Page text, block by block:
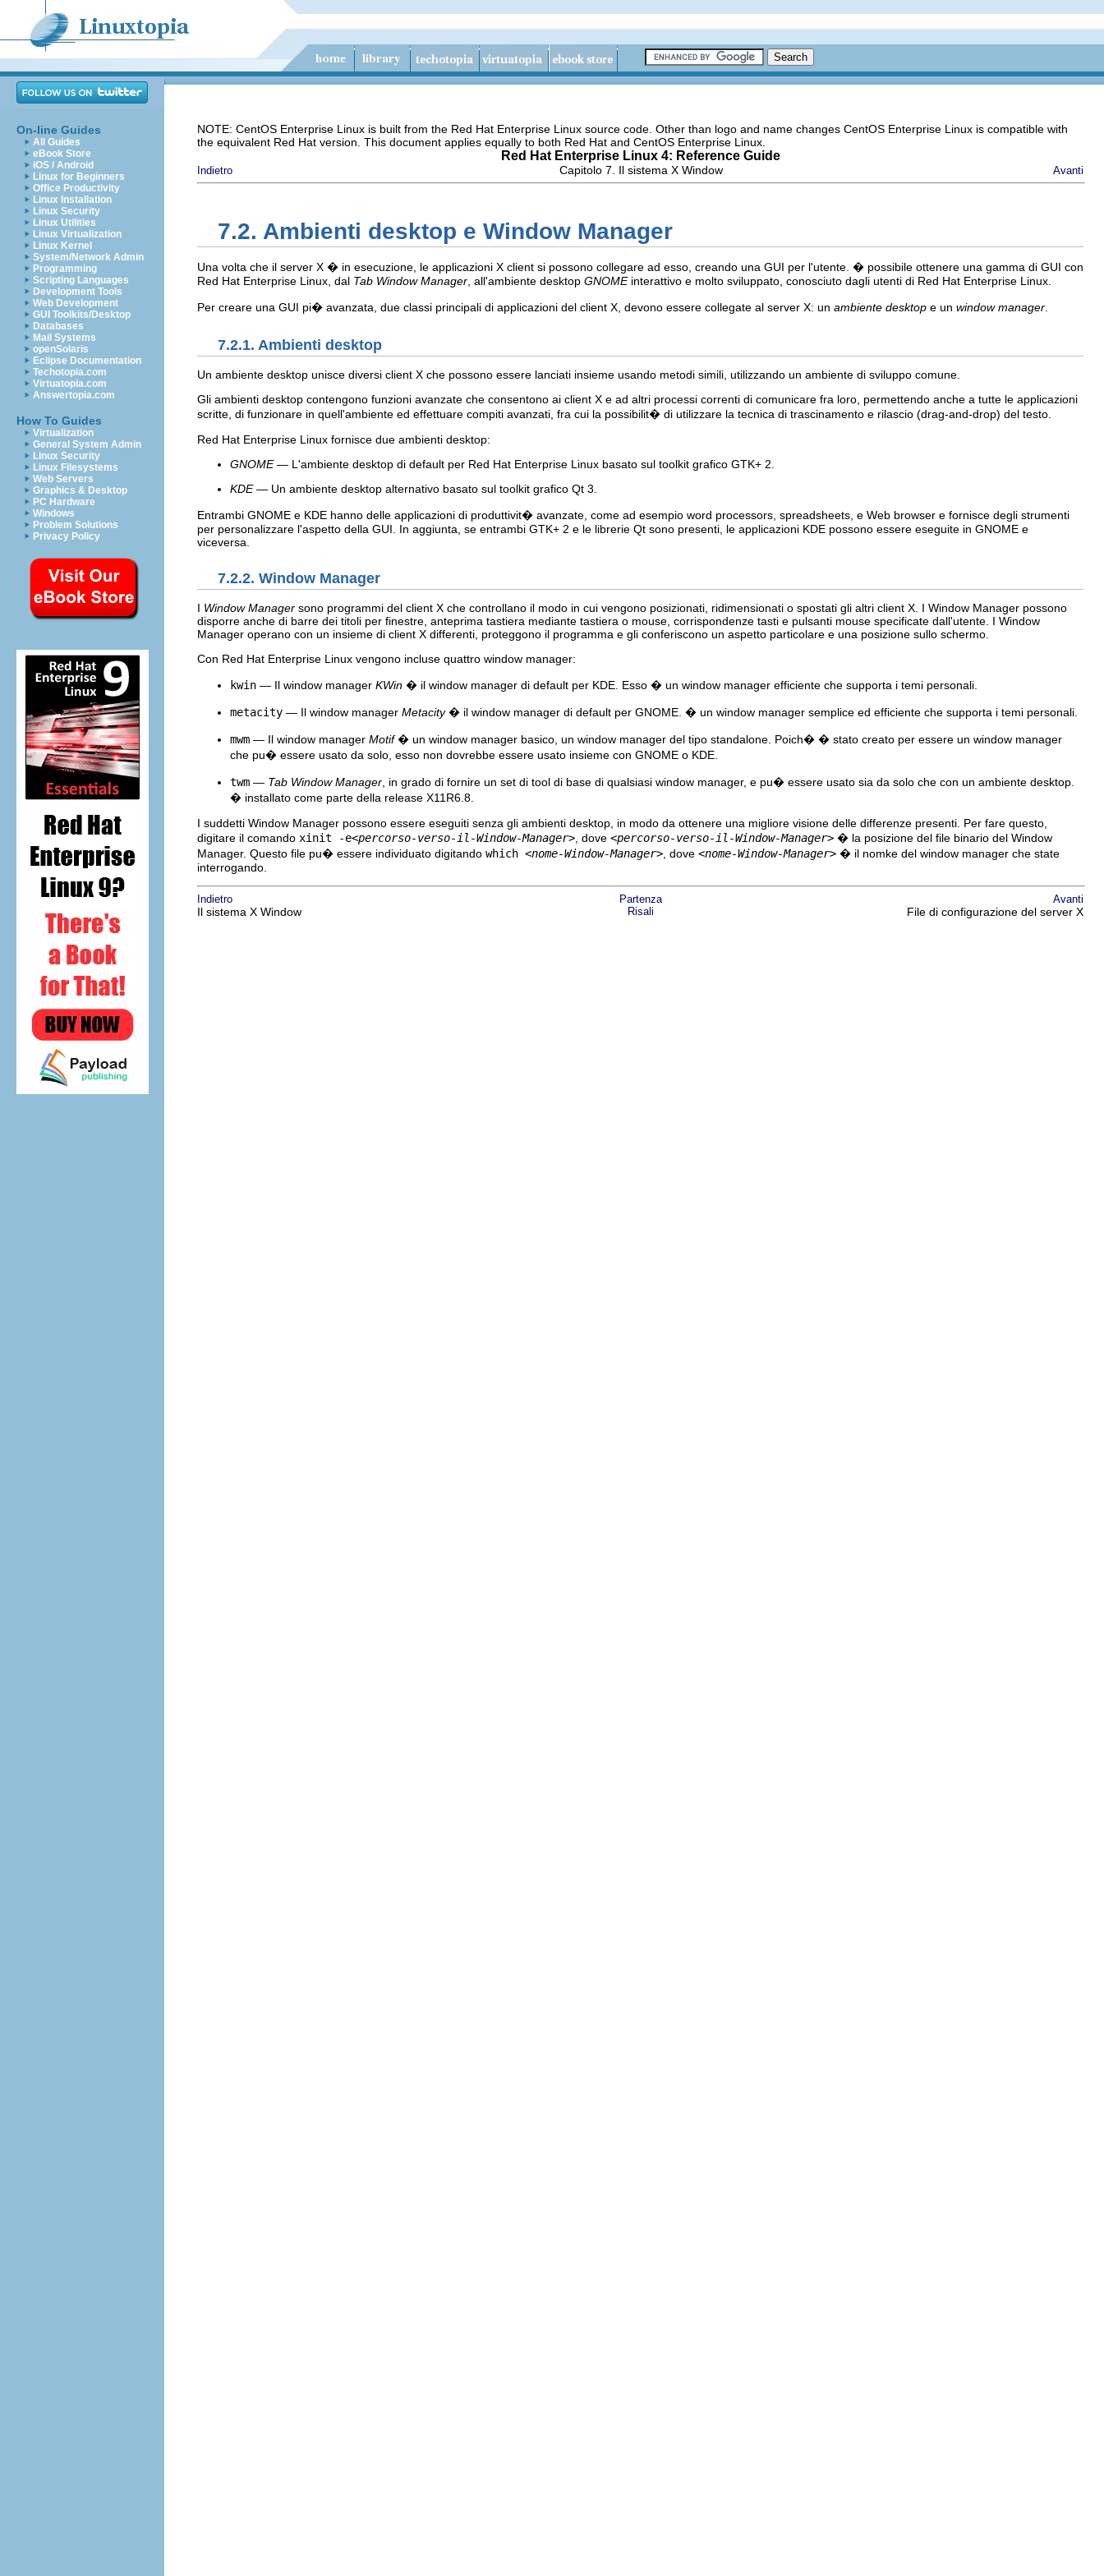
On-line Guides
All Guides
eBook Store
iOS / Android
Linux for Beginners
Office Productivity
Linux Installation
Linux Security
Linux Utilities
Linux Virtualization
Linux Kernel
System/Network Admin
Programming
Scripting Languages
Development Tools
Web Development
GUI Toolkits/Desktop
Databases
Mail Systems
openSolaris
Eclipse Documentation
Techotopia.com
Virtuatopia.com
Answertopia.com
How To Guides
Virtualization
General System Admin
Linux Security
Linux Filesystems
Web Servers
Graphics & Desktop
PC Hardware
Windows
Problem Solutions
Privacy Policy
NOTE: CentOS Enterprise Linux is built from the Red Hat Enterprise Linux source code. Other than logo and name changes CentOS Enterprise Linux is compatible with
the equivalent Red Hat version. This document applies equally to both Red Hat and CentOS Enterprise Linux.
Red Hat Enterprise Linux 4: Reference Guide
Indietro Capitolo 7. Il sistema X Window Avanti
7.2. Ambienti desktop e Window Manager
Una volta che il server X � in esecuzione, le applicazioni X client si possono collegare ad esso, creando una GUI per l'utente. � possibile ottenere una gamma di GUI con
Red Hat Enterprise Linux, dal Tab Window Manager , all'ambiente desktop GNOMEinterattivo e molto sviluppato, conosciuto dagli utenti di Red Hat Enterprise Linux.
Per creare una GUI pi� avanzata, due classi principali di applicazioni del client X, devono essere collegate al server X: un ambiente desktop e un window manager
7.2.1. Ambienti desktop
Un ambiente desktop unisce diversi client X che possono essere lanciati insieme usando metodi simili, utilizzando un ambiente di sviluppo comune.
Gli ambienti desktop contengono funzioni avanzate che consentono ai client X e ad altri processi correnti di comunicare fra loro, permettendo anche a tutte le applicazioni
scritte, di funzionare in quell'ambiente ed effettuare compiti avanzati, fra cui la possibilit� di utilizzare la tecnica di trascinamento e rilascio (drag-and-drop) del testo.
Red Hat Enterprise Linux fornisce due ambienti desktop:
GNOME— L'ambiente desktop di default per Red Hat Enterprise Linux basato sul toolkit grafico GTK+ 2.
KDE— Un ambiente desktop alternativo basato sul toolkit grafico Qt 3.
Entrambi GNOME e KDE hanno delle applicazioni di produttivit� avanzate, come ad esempio word processors, spreadsheets, e Web browser e fornisce degli strumenti
per personalizzare l'aspetto della GUI. In aggiunta, se entrambi GTK+ 2 e le librerie Qt sono presenti, le applicazioni KDE possono essere eseguite in GNOME e
viceversa.
7.2.2. Window Manager
I Window Manager sono programmi del client X che controllano il modo in cui vengono posizionati, ridimensionati o spostati gli altri client X. I Window Manager possono
disporre anche di barre dei titoli per finestre, anteprima tastiera mediante tastiera o mouse, corrispondenze tasti e pulsanti mouse specificate dall'utente. I Window
Manager operano con un insieme di client X differenti, proteggono il programma e gli conferiscono un aspetto particolare e una posizione sullo schermo.
Con Red Hat Enterprise Linux vengono incluse quattro window manager:
kwin — Il window manager KWin � il window manager di default per KDE. Esso � un window manager efficiente che supporta i temi personali.
metacity — Il window manager Metacity� il window manager di default per GNOME. � un window manager semplice ed efficiente che supporta i temi personali.
mwm — Il window manager Motif� un window manager basico, un window manager del tipo standalone. Poich� � stato creato per essere un window manager
che pu� essere usato da solo, esso non dovrebbe essere usato insieme con GNOME o KDE.
twm — Tab Window Manager , in grado di fornire un set di tool di base di qualsiasi window manager, e pu� essere usato sia da solo che con un ambiente desktop.
� installato come parte della release X11R6.8.
I suddetti Window Manager possono essere eseguiti senza gli ambienti desktop, in modo da ottenere una migliore visione delle differenze presenti. Per fare questo,
digitare il comando xinit -e<percorso-verso-il-Window-Manager> , dove <percorso-verso-il-Window-Manager> � la posizione del file binario del Window
Manager. Questo file pu� essere individuato digitando which <nome-Window-Manager> , dove <nome-Window-Manager> � il nomke del window manager che state
interrogando.
Indietro Partenza Avanti
Il sistema X Window Risali File di configurazione del server X